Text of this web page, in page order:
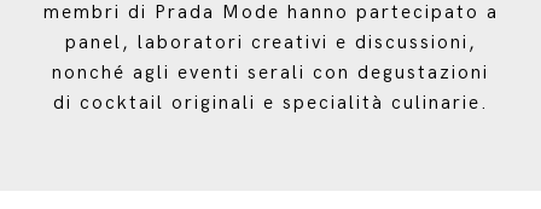
membri di Prada Mode hanno partecipato a
panel, laboratori creativi e discussioni,
nonché agli eventi serali con degustazioni
di cocktail originali e specialità culinarie.